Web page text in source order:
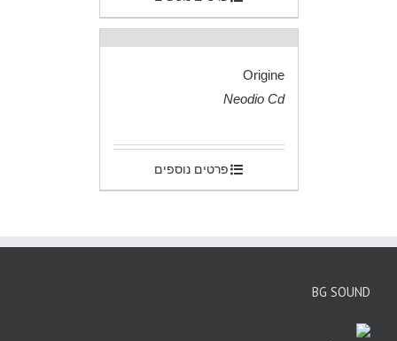
Origine
Neodio Cd
פרטים נוספים
BG SOUND